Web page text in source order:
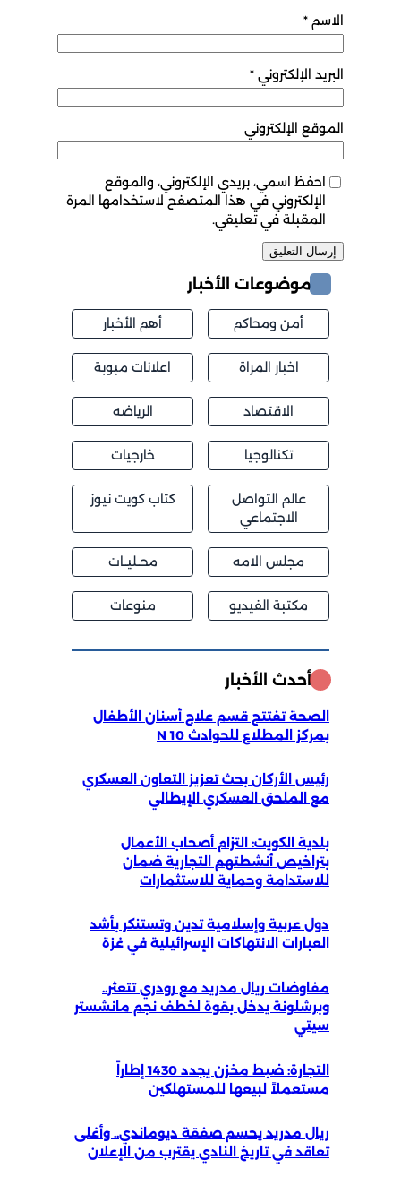
الاسم *
البريد الإلكتروني *
الموقع الإلكتروني
احفظ اسمي، بريدي الإلكتروني، والموقع
الإلكتروني في هذا المتصفح لاستخدامها المرة
المقبلة في تعليقي.
موضوعات الأخبار
أمن ومحاكم أهم الأخبار
اخبار المراة اعلانات مبوبة
الاقتصاد الرياضه
تكنالوجيا خارجيات
عالم التواصل
الاجتماعي
كتاب كويت نيوز
مجلس الامه محــليــات
مكتبة الفيديو منوعات
أحدث الأخبار
الصحة تفتتح قسم علاج أسنان الأطفال
بمركز المطلاع للحوادث 10 N
رئيس الأركان بحث تعزيز التعاون العسكري
مع الملحق العسكري الإيطالي
بلدية الكويت: التزام أصحاب الأعمال
بتراخيص أنشطتهم التجارية ضمان
للاستدامة وحماية للاستثمارات
دول عربية وإسلامية تدين وتستنكر بأشد
العبارات الانتهاكات الإسرائيلية في غزة
مفاوضات ريال مدريد مع رودري تتعثر..
وبرشلونة يدخل بقوة لخطف نجم مانشستر
سيتي
التجارة: ضبط مخزن يجدد 1430 إطاراً
مستعملاً لبيعها للمستهلكين
ريال مدريد يحسم صفقة ديوماندي.. وأغلى
تعاقد في تاريخ النادي يقترب من الإعلان